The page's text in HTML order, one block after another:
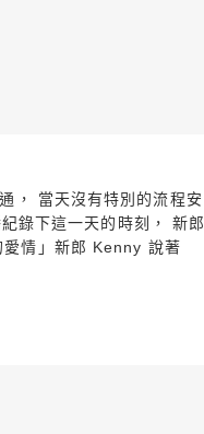
， 當天沒有特別的流程安
錄下這一天的時刻， 新郎
情」新郎 Kenny 說著